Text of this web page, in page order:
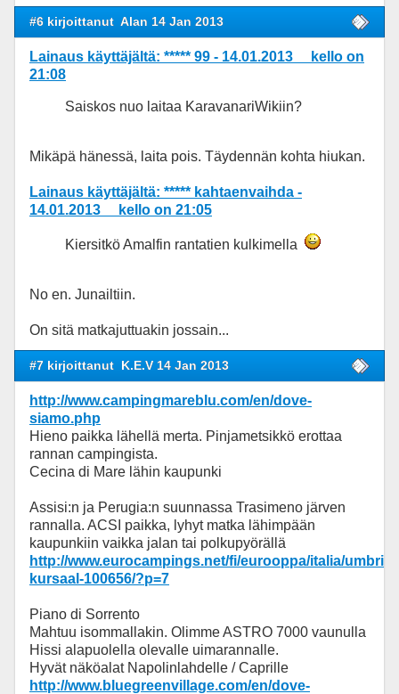
#6 kirjoittanut Alan 14 Jan 2013
Lainaus käyttäjältä: ***** 99 - 14.01.2013 kello on
21:08
Saiskos nuo laitaa KaravanariWikiin?
Mikäpä hänessä, laita pois. Täydennän kohta hiukan.
Lainaus käyttäjältä: ***** kahtaenvaihda -
14.01.2013 kello on 21:05
Kiersitkö Amalfin rantatien kulkimella
No en. Junailtiin.
On sitä matkajuttuakin jossain...
#7 kirjoittanut K.E.V 14 Jan 2013
http://www.campingmareblu.com/en/dove-
siamo.php
Hieno paikka lähellä merta. Pinjametsikkö erottaa
rannan campingista.
Cecina di Mare lähin kaupunki
Assisi:n ja Perugia:n suunnassa Trasimeno järven
rannalla. ACSI paikka, lyhyt matka lähimpään
kaupunkiin vaikka jalan tai polkupyörällä
http://www.eurocampings.net/fi/eurooppa/italia/
kursaal-100656/?p=7
Piano di Sorrento
Mahtuu isommallakin. Olimme ASTRO 7000 vaunulla
Hissi alapuolella olevalle uimarannalle.
Hyvät näköalat Napolinlahdelle / Caprille
http://www.bluegreenvillage.com/en/dove-